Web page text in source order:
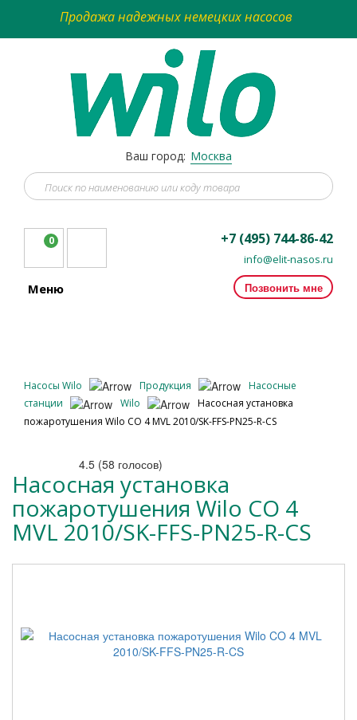
Продажа надежных немецких насосов
Ваш город: Москва
0 +7 (495) 744-86-42
info@elit-nasos.ru
Позвонить мне
Меню
Насосы Wilo Продукция
Насосные
станции
Wilo
Насосная установка
пожаротушения Wilo CO 4 MVL 2010/SK-FFS-PN25-R-CS
4.5 (58 голосов)
Насосная установка
пожаротушения Wilo CO 4
MVL 2010/SK-FFS-PN25-R-CS